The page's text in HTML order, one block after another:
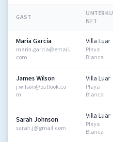
GAST
UNTERKU
NFT
María García
maria.garcia@email.
com
Villa Luar
Playa
Blanca
James Wilson
j.wilson@outlook.co
m
Villa Luar
Playa
Blanca
Sarah Johnson
sarah.j@gmail.com
Villa Luar
Playa
Blanca